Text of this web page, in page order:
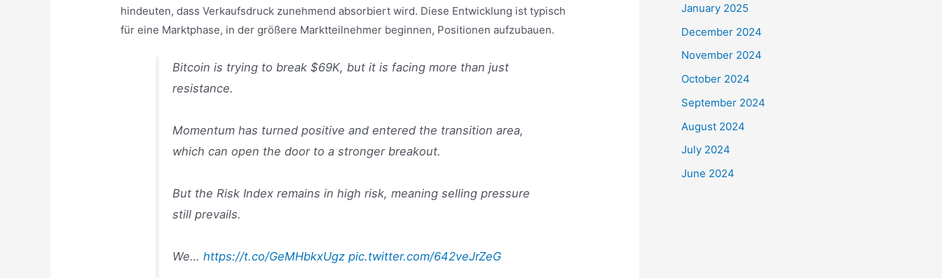
hindeuten, dass Verkaufsdruck zunehmend absorbiert wird. Diese Entwicklung ist typisch
für eine Marktphase, in der größere Marktteilnehmer beginnen, Positionen aufzubauen.
Bitcoin is trying to break $69K, but it is facing more than just
resistance.
Momentum has turned positive and entered the transition area,
which can open the door to a stronger breakout.
But the Risk Index remains in high risk, meaning selling pressure
still prevails.
We…https://t.co/GeMHbkxUgz pic.twitter.com/642veJrZeG
January 2025
December 2024
November 2024
October 2024
September 2024
August 2024
July 2024
June 2024